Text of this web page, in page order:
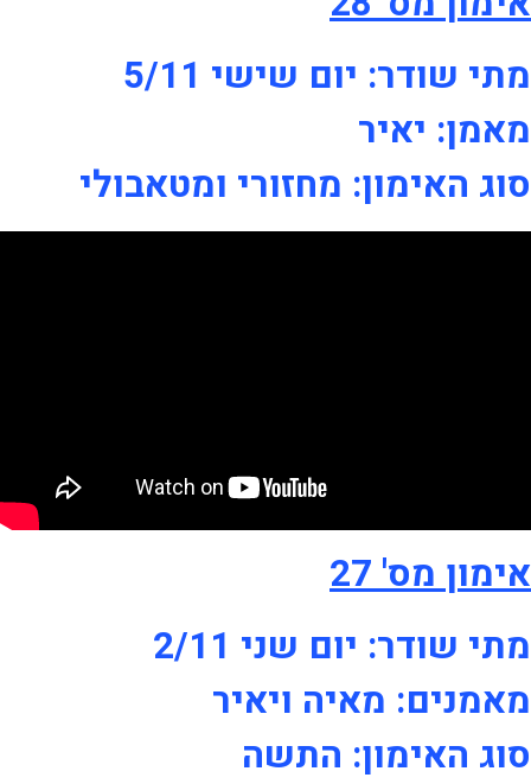
מתי שודר: יום שישי 5/11
מאמן: יאיר
סוג האימון: מחזורי ומטאבולי
אימון מס' 27
מתי שודר: יום שני 2/11
מאמנים: מאיה ויאיר
סוג האימון: התשה